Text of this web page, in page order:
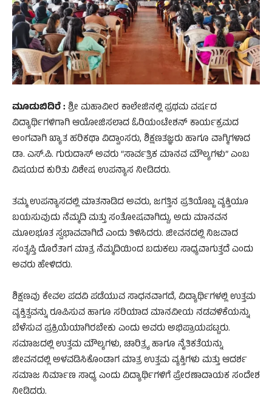
ಮೂಡುಬಿದಿರೆ : ಶ್ರೀ ಮಹಾವೀರ ಕಾಲೇಜಿನಲ್ಲಿ ಪ್ರಥಮ ವರ್ಷದ
ವಿದ್ಯಾರ್ಥಿಗಳಿಗಾಗಿ ಆಯೋಜಿಸಲಾದ ಓರಿಯಂಟೇಶನ್ ಕಾರ್ಯಕ್ರಮದ
ಅಂಗವಾಗಿ ಖ್ಯಾತ ಹರಿಕಥಾ ವಿದ್ವಾಂಸರು, ಶಿಕ್ಷಣತಜ್ಞರು ಹಾಗೂ ವಾಗ್ಮಿಗಳಾದ
ಡಾ. ಎಸ್.ಪಿ. ಗುರುದಾಸ್ ಅವರು “ಸಾರ್ವತ್ರಿಕ ಮಾನವ ಮೌಲ್ಯಗಳು” ಎಂಬ
ವಿಷಯದ ಕುರಿತು ವಿಶೇಷ ಉಪನ್ಯಾಸ ನೀಡಿದರು.
ತಮ್ಮ ಉಪನ್ಯಾಸದಲ್ಲಿ ಮಾತನಾಡಿದ ಅವರು, ಜಗತ್ತಿನ ಪ್ರತಿಯೊಬ್ಬ ವ್ಯಕ್ತಿಯೂ
ಬಯಸುವುದು ನೆಮ್ಮದಿ ಮತ್ತು ಸಂತೋಷವಾಗಿದ್ದು, ಅದು ಮಾನವನ
ಮೂಲಭೂತ ಸ್ವಭಾವವಾಗಿದೆ ಎಂದು ತಿಳಿಸಿದರು. ಜೀವನದಲ್ಲಿ ನಿಜವಾದ
ಸಂತೃಪ್ತಿ ದೊರೆತಾಗ ಮಾತ್ರ ನೆಮ್ಮದಿಯಿಂದ ಬದುಕಲು ಸಾಧ್ಯವಾಗುತ್ತದೆ ಎಂದು
ಅವರು ಹೇಳಿದರು.
ಶಿಕ್ಷಣವು ಕೇವಲ ಪದವಿ ಪಡೆಯುವ ಸಾಧನವಾಗದೆ, ವಿದ್ಯಾರ್ಥಿಗಳಲ್ಲಿ ಉತ್ತಮ
ವ್ಯಕ್ತಿತ್ವವನ್ನು ರೂಪಿಸುವ ಹಾಗೂ ಸರಿಯಾದ ಮಾನವೀಯ ನಡವಳಿಕೆಯನ್ನು
ಬೆಳೆಸುವ ಪ್ರಕ್ರಿಯೆಯಾಗಿರಬೇಕು ಎಂದು ಅವರು ಅಭಿಪ್ರಾಯಪಟ್ಟರು.
ಸಮಾಜದಲ್ಲಿ ಉತ್ತಮ ಮೌಲ್ಯಗಳು, ಚಾರಿತ್ರ್ಯ ಹಾಗೂ ನೈತಿಕತೆಯನ್ನು
ಜೀವನದಲ್ಲಿ ಅಳವಡಿಸಿಕೊಂಡಾಗ ಮಾತ್ರ ಉತ್ತಮ ವ್ಯಕ್ತಿಗಳು ಮತ್ತು ಆದರ್ಶ
ಸಮಾಜ ನಿರ್ಮಾಣ ಸಾಧ್ಯ ಎಂದು ವಿದ್ಯಾರ್ಥಿಗಳಿಗೆ ಪ್ರೇರಣಾದಾಯಕ ಸಂದೇಶ
ನೀಡಿದರು.